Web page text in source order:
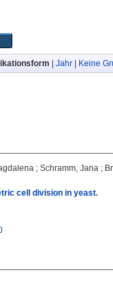
Jahr| Keine
; Schramm, Jana ;
cell division in yeast.